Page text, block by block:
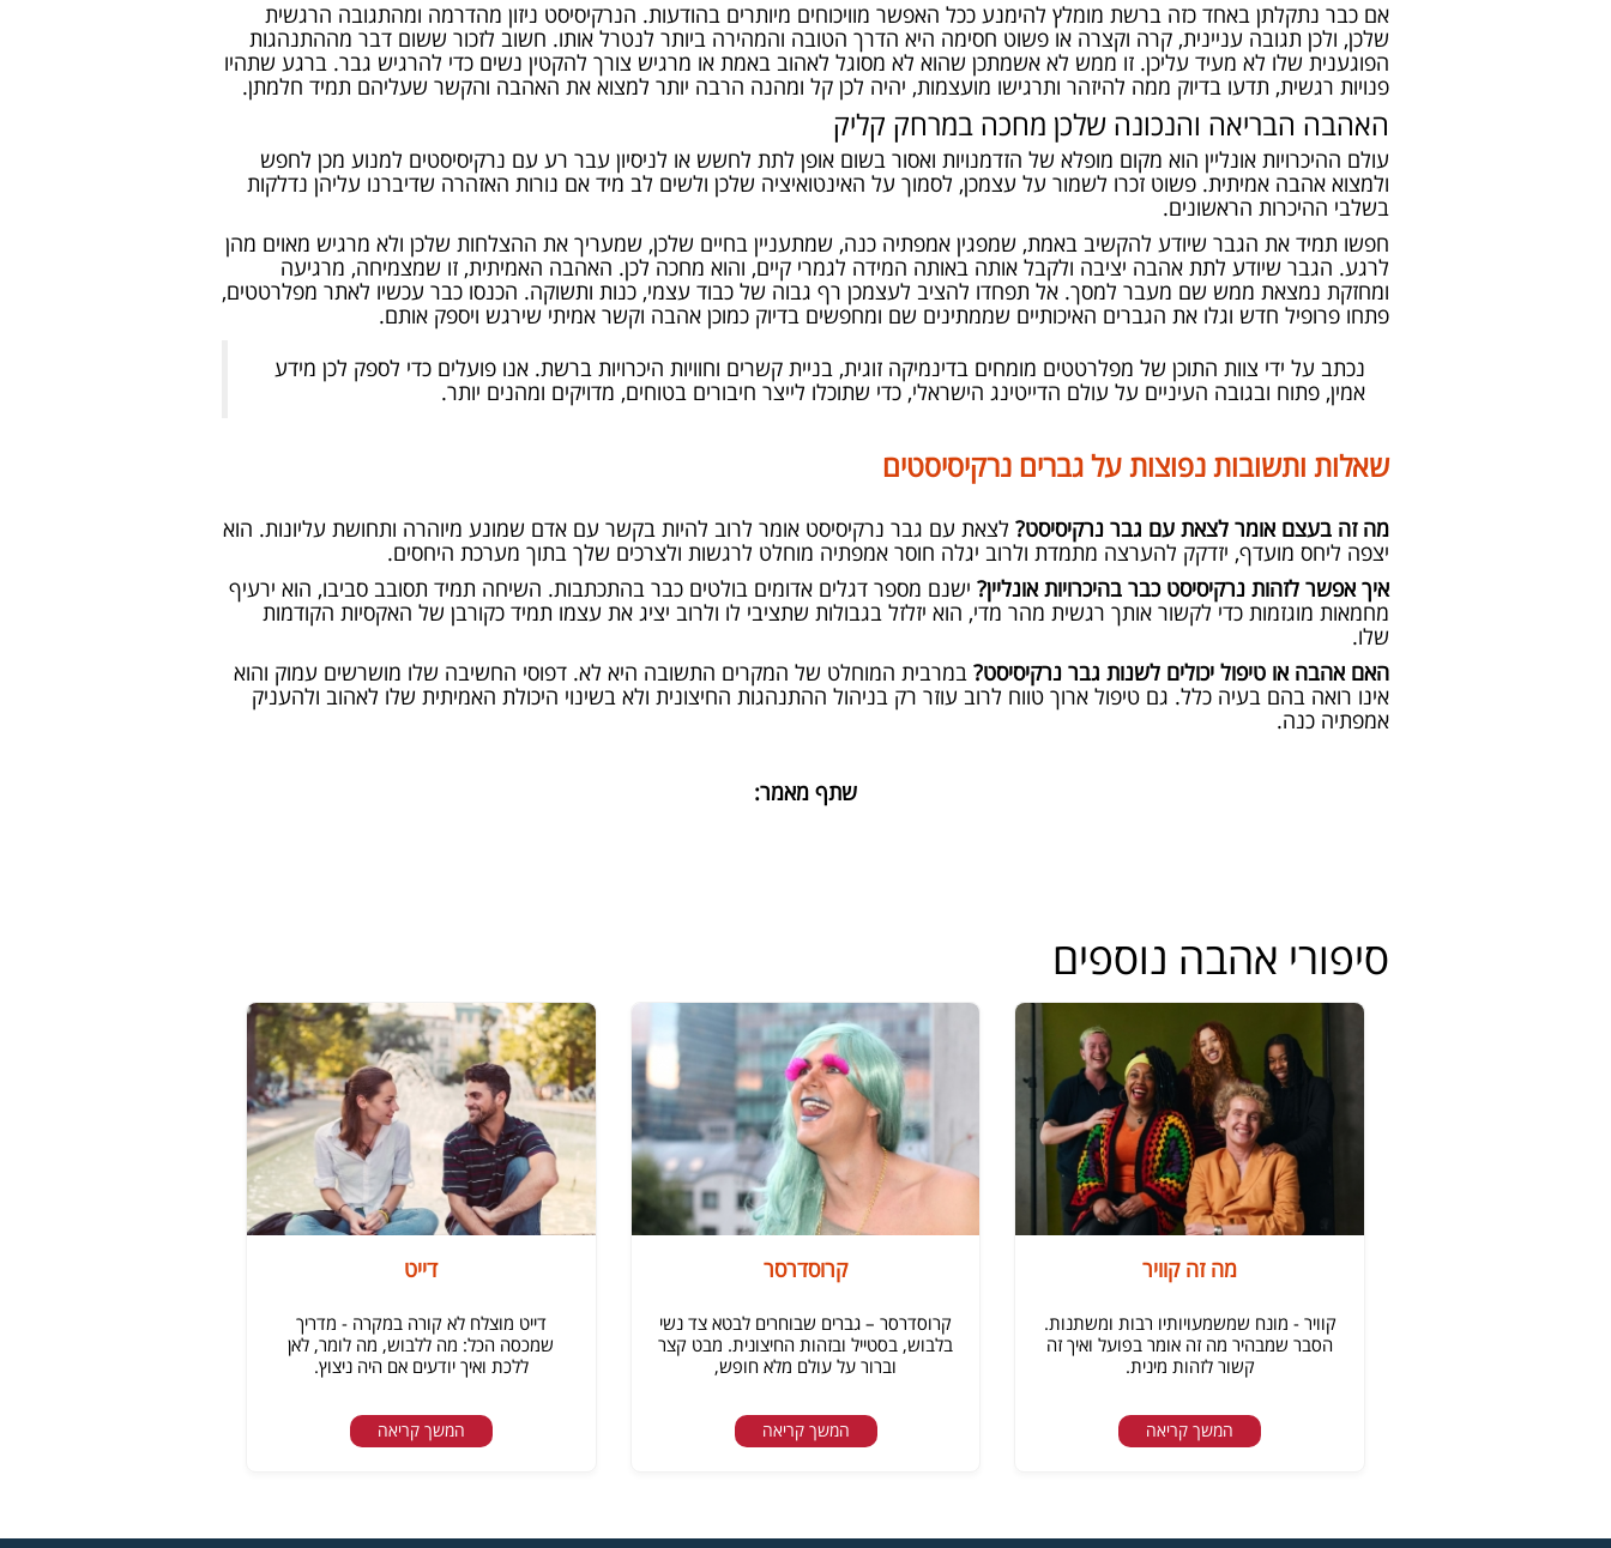
אם כבר נתקלתן באחד כזה ברשת מומלץ להימנע ככל האפשר מוויכוחים מיותרים בהודעות. הנרקיסיסט ניזון מהדרמה ומהתגובה הרגשית
שלכן, ולכן תגובה עניינית, קרה וקצרה או פשוט חסימה היא הדרך הטובה והמהירה ביותר לנטרל אותו. חשוב לזכור ששום דבר מההתנהגות
הפוגענית שלו לא מעיד עליכן. זו ממש לא אשמתכן שהוא לא מסוגל לאהוב באמת או מרגיש צורך להקטין נשים כדי להרגיש גבר. ברגע שתהיו
פנויות רגשית, תדעו בדיוק ממה להיזהר ותרגישו מועצמות, יהיה לכן קל ומהנה הרבה יותר למצוא את האהבה והקשר שעליהם תמיד חלמתן.
האהבה הבריאה והנכונה שלכן מחכה במרחק קליק
עולם ההיכרויות אונליין הוא מקום מופלא של הזדמנויות ואסור בשום אופן לתת לחשש או לניסיון עבר רע עם נרקיסיסטים למנוע מכן לחפש
ולמצוא אהבה אמיתית. פשוט זכרו לשמור על עצמכן, לסמוך על האינטואיציה שלכן ולשים לב מיד אם נורות האזהרה שדיברנו עליהן נדלקות
בשלבי ההיכרות הראשונים.
חפשו תמיד את הגבר שיודע להקשיב באמת, שמפגין אמפתיה כנה, שמתעניין בחיים שלכן, שמעריך את ההצלחות שלכן ולא מרגיש מאוים מהן
לרגע. הגבר שיודע לתת אהבה יציבה ולקבל אותה באותה המידה לגמרי קיים, והוא מחכה לכן. האהבה האמיתית, זו שמצמיחה, מרגיעה
ומחזקת נמצאת ממש שם מעבר למסך. אל תפחדו להציב לעצמכן רף גבוה של כבוד עצמי, כנות ותשוקה. הכנסו כבר עכשיו לאתר מפלרטטים,
פתחו פרופיל חדש וגלו את הגברים האיכותיים שממתינים שם ומחפשים בדיוק כמוכן אהבה וקשר אמיתי שירגש ויספק אותם.
נכתב על ידי צוות התוכן של מפלרטטים מומחים בדינמיקה זוגית, בניית קשרים וחוויות היכרויות ברשת. אנו פועלים כדי לספק לכן מידע
אמין, פתוח ובגובה העיניים על עולם הדייטינג הישראלי, כדי שתוכלו לייצר חיבורים בטוחים, מדויקים ומהנים יותר.
שאלות ותשובות נפוצות על גברים נרקיסיסטים
מה זה בעצם אומר לצאת עם גבר נרקיסיסט? לצאת עם גבר נרקיסיסט אומר לרוב להיות בקשר עם אדם שמונע מיוהרה ותחושת עליונות. הוא
יצפה ליחס מועדף, יזדקק להערצה מתמדת ולרוב יגלה חוסר אמפתיה מוחלט לרגשות ולצרכים שלך בתוך מערכת היחסים.
איך אפשר לזהות נרקיסיסט כבר בהיכרויות אונליין? ישנם מספר דגלים אדומים בולטים כבר בהתכתבות. השיחה תמיד תסובב סביבו, הוא ירעיף
מחמאות מוגזמות כדי לקשור אותך רגשית מהר מדי, הוא יזלזל בגבולות שתציבי לו ולרוב יציג את עצמו תמיד כקורבן של האקסיות הקודמות
שלו.
האם אהבה או טיפול יכולים לשנות גבר נרקיסיסט? במרבית המוחלט של המקרים התשובה היא לא. דפוסי החשיבה שלו מושרשים עמוק והוא
אינו רואה בהם בעיה כלל. גם טיפול ארוך טווח לרוב עוזר רק בניהול ההתנהגות החיצונית ולא בשינוי היכולת האמיתית שלו לאהוב ולהעניק
אמפתיה כנה.
שתף מאמר:
סיפורי אהבה נוספים
מה זה קוויר
קוויר - מונח שמשמעויותיו רבות ומשתנות.
הסבר שמבהיר מה זה אומר בפועל ואיך זה
קשור לזהות מינית.
המשך קריאה
קרוסדרסר
קרוסדרסר – גברים שבוחרים לבטא צד נשי
בלבוש, בסטייל ובזהות החיצונית. מבט קצר
וברור על עולם מלא חופש,
המשך קריאה
דייט
דייט מוצלח לא קורה במקרה - מדריך
שמכסה הכל: מה ללבוש, מה לומר, לאן
ללכת ואיך יודעים אם היה ניצוץ.
המשך קריאה